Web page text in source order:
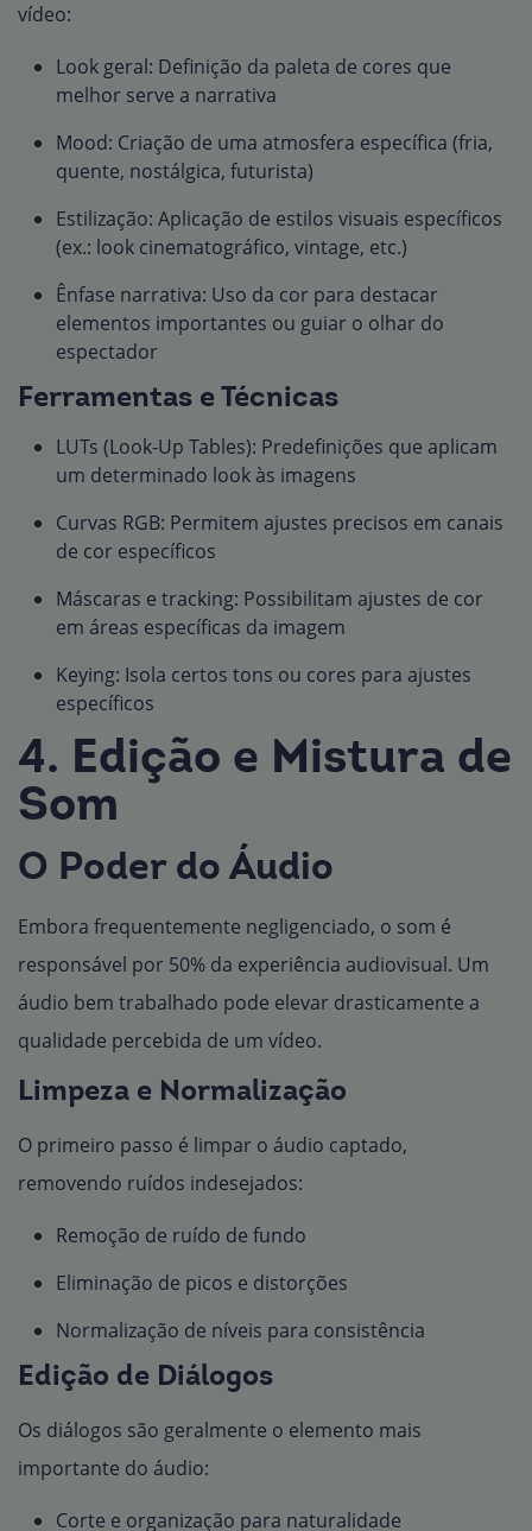
vídeo:
Look geral: Definição da paleta de cores que
melhor serve a narrativa
Mood: Criação de uma atmosfera específica (fria,
quente, nostálgica, futurista)
Estilização: Aplicação de estilos visuais específicos
(ex.: look cinematográfico, vintage, etc.)
Ênfase narrativa: Uso da cor para destacar
elementos importantes ou guiar o olhar do
espectador
Ferramentas e Técnicas
LUTs (Look-Up Tables): Predefinições que aplicam
um determinado look às imagens
Curvas RGB: Permitem ajustes precisos em canais
de cor específicos
Máscaras e tracking: Possibilitam ajustes de cor
em áreas específicas da imagem
Keying: Isola certos tons ou cores para ajustes
específicos
4. Edição e Mistura de
Som
O Poder do Áudio
Embora frequentemente negligenciado, o som é
responsável por 50% da experiência audiovisual. Um
áudio bem trabalhado pode elevar drasticamente a
qualidade percebida de um vídeo.
Limpeza e Normalização
O primeiro passo é limpar o áudio captado,
removendo ruídos indesejados:
Remoção de ruído de fundo
Eliminação de picos e distorções
Normalização de níveis para consistência
Edição de Diálogos
Os diálogos são geralmente o elemento mais
importante do áudio:
Corte e organização para naturalidade